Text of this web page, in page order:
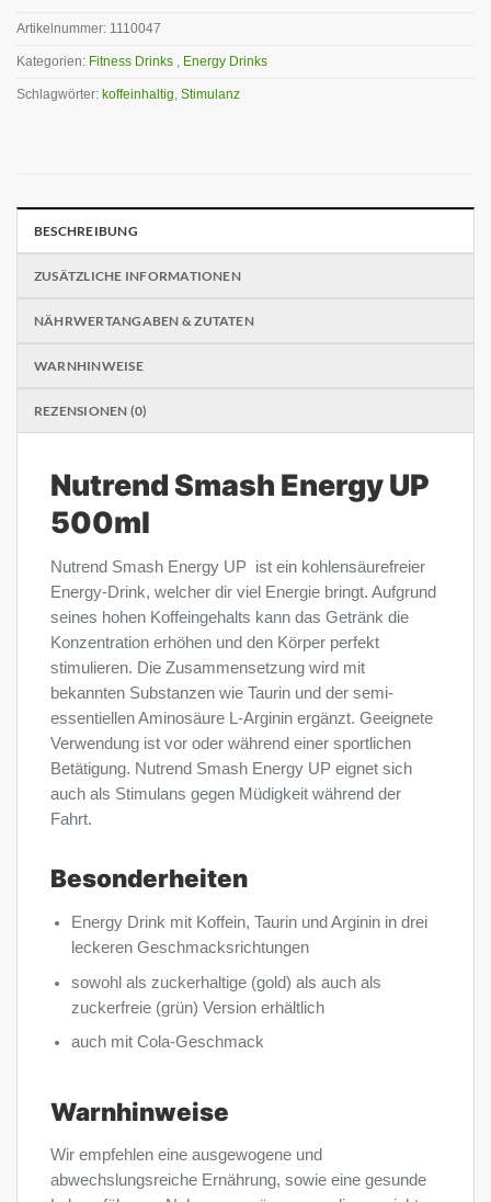
Artikelnummer: 1110047
Kategorien: Fitness Drinks Energy Drinks
Schlagwörter: koffeinhaltig Stimulanz
BESCHREIBUNG
ZUSÄTZLICHE INFORMATIONEN
NÄHRWERTANGABEN & ZUTATEN
WARNHINWEISE
REZENSIONEN (0)
Nutrend Smash Energy UP
500ml
Nutrend Smash Energy UP ist ein kohlensäurefreier
Energy-Drink, welcher dir viel Energie bringt. Aufgrund
seines hohen Koffeingehalts kann das Getränk die
Konzentration erhöhen und den Körper perfekt
stimulieren. Die Zusammensetzung wird mit
bekannten Substanzen wie Taurin und der semi-
essentiellen Aminosäure L-Arginin ergänzt. Geeignete
Verwendung ist vor oder während einer sportlichen
Betätigung. Nutrend Smash Energy UP eignet sich
auch als Stimulans gegen Müdigkeit während der
Fahrt.
Besonderheiten
Energy Drink mit Koffein, Taurin und Arginin in drei
leckeren Geschmacksrichtungen
sowohl als zuckerhaltige (gold) als auch als
zuckerfreie (grün) Version erhältlich
auch mit Cola-Geschmack
Warnhinweise
Wir empfehlen eine ausgewogene und
abwechslungsreiche Ernährung, sowie eine gesunde